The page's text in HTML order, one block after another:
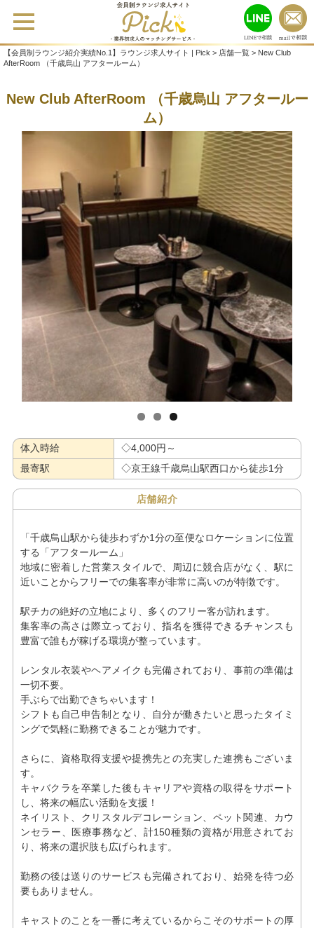
【会員制ラウンジ紹介実績No.1】ラウンジ求人サイト | Pick > 店舗一覧 > New Club
AfterRoom （千歳烏山 アフタールーム）
New Club AfterRoom （千歳烏山 アフタールー
ム）
体入時給
◇4,000円～
最寄駅
◇京王線千歳烏山駅西口から徒歩1分
店舗紹介
「千歳烏山駅から徒歩わずか1分の至便なロケーションに位置
する「アフタールーム」
地域に密着した営業スタイルで、周辺に競合店がなく、駅に
近いことからフリーでの集客率が非常に高いのが特徴です。
駅チカの絶好の立地により、多くのフリー客が訪れます。
集客率の高さは際立っており、指名を獲得できるチャンスも
豊富で誰もが稼げる環境が整っています。
レンタル衣装やヘアメイクも完備されており、事前の準備は
一切不要。
手ぶらで出勤できちゃいます！
シフトも自己申告制となり、自分が働きたいと思ったタイミ
ングで気軽に勤務できることが魅力です。
さらに、資格取得支援や提携先との充実した連携もございま
す。
キャバクラを卒業した後もキャリアや資格の取得をサポート
し、将来の幅広い活動を支援！
ネイリスト、クリスタルデコレーション、ペット関連、カウ
ンセラー、医療事務など、計150種類の資格が用意されてお
り、将来の選択肢も広げられます。
勤務の後は送りのサービスも完備されており、始発を待つ必
要もありません。
キャストのことを一番に考えているからこそのサポートの厚